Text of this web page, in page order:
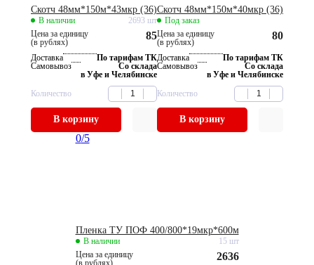
Скотч 48мм*150м*43мкр (36)
В наличии
2693 шт
Цена за единицу
(в рублях)
85
Доставка
По тарифам ТК
Самовывоз
Со склада
в Уфе и Челябинске
Количество
В корзину
Скотч 48мм*150м*40мкр (36)
Под заказ
Цена за единицу
(в рублях)
80
Доставка
По тарифам ТК
Самовывоз
Со склада
в Уфе и Челябинске
Количество
В корзину
0/5
Пленка ТУ ПОФ 400/800*19мкр*600м
В наличии
15 шт
Цена за единицу
(в рублях)
2636